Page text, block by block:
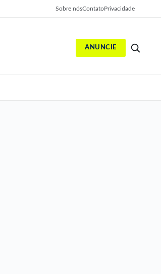
Sobre nósContatoPrivacidade
ANUNCIE